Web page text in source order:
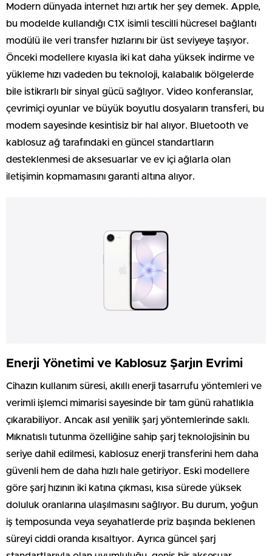
Modern dünyada internet hızı artık her şey demek. Apple,
bu modelde kullandığı C1X isimli tescilli hücresel bağlantı
modülü ile veri transfer hızlarını bir üst seviyeye taşıyor.
Önceki modellere kıyasla iki kat daha yüksek indirme ve
yükleme hızı vadeden bu teknoloji, kalabalık bölgelerde
bile istikrarlı bir sinyal gücü sağlıyor. Video konferanslar,
çevrimiçi oyunlar ve büyük boyutlu dosyaların transferi, bu
modem sayesinde kesintisiz bir hal alıyor. Bluetooth ve
kablosuz ağ tarafındaki en güncel standartların
desteklenmesi de aksesuarlar ve ev içi ağlarla olan
iletişimin kopmamasını garanti altına alıyor.
Enerji Yönetimi ve Kablosuz Şarjın Evrimi
Cihazın kullanım süresi, akıllı enerji tasarrufu yöntemleri ve
verimli işlemci mimarisi sayesinde bir tam günü rahatlıkla
çıkarabiliyor. Ancak asıl yenilik şarj yöntemlerinde saklı.
Mıknatıslı tutunma özelliğine sahip şarj teknolojisinin bu
seriye dahil edilmesi, kablosuz enerji transferini hem daha
güvenli hem de daha hızlı hale getiriyor. Eski modellere
göre şarj hızının iki katına çıkması, kısa sürede yüksek
doluluk oranlarına ulaşılmasını sağlıyor. Bu durum, yoğun
iş temposunda veya seyahatlerde priz başında beklenen
süreyi ciddi oranda kısaltıyor. Ayrıca güncel şarj